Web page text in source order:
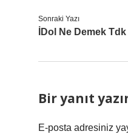
Sonraki Yazı
İDol Ne Demek Tdk
Bir yanıt
E-posta adresiniz